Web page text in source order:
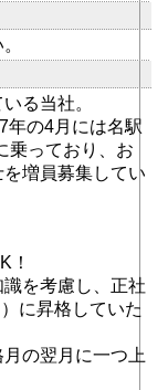
る当社。
年の4月には名駅
乗っており、お
増員募集してい
！
を考慮し、正社
に昇格していた
の翌月に一つ上